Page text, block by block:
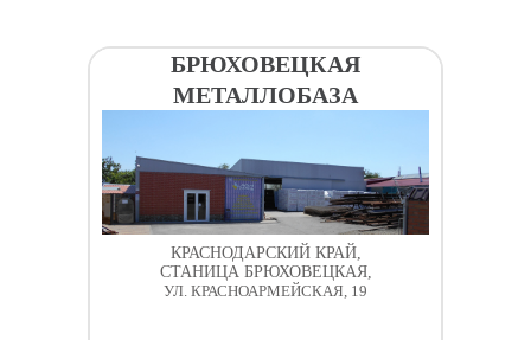
БРЮХОВЕЦКАЯ
МЕТАЛЛОБАЗА
КРАСНОДАРСКИЙ КРАЙ,
СТАНИЦА БРЮХОВЕЦКАЯ,
УЛ. КРАСНОАРМЕЙСКАЯ, 19